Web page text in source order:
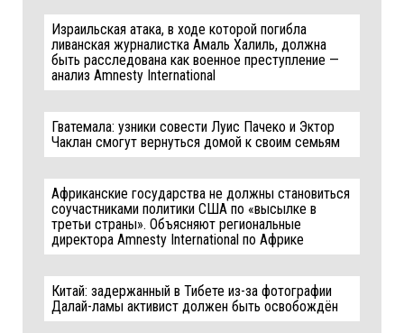
Израильская атака, в ходе которой погибла
ливанская журналистка Амаль Халиль, должна
быть расследована как военное преступление —
анализ Amnesty International
Гватемала: узники совести Луис Пачеко и Эктор
Чаклан смогут вернуться домой к своим семьям
Африканские государства не должны становиться
соучастниками политики США по «высылке в
третьи страны». Объясняют региональные
директора Amnesty International по Африке
Китай: задержанный в Тибете из-за фотографии
Далай-ламы активист должен быть освобождён